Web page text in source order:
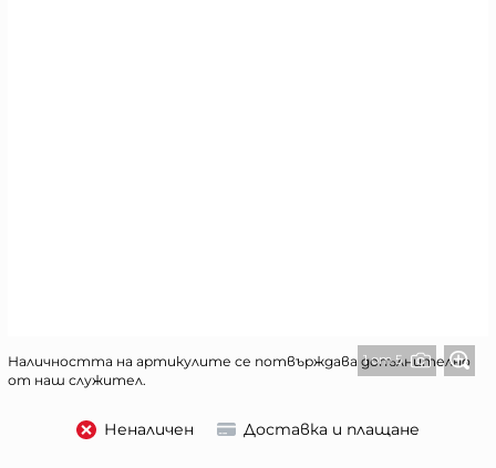
1 от 5
Наличността на артикулите се потвърждава допълнително
от наш служител.
Неналичен Доставка и плащане